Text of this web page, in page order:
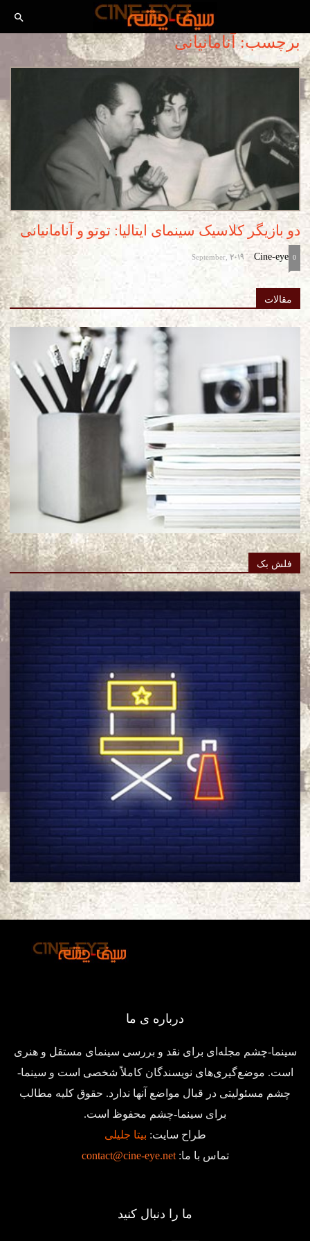
برچسب: آنامانیانی
دو بازیگر کلاسیک سینمای ایتالیا: توتو و آنامانیانی
Cine-eye
-
September, 2019 0
مقالات
فلش بک
درباره ی ما
سینما-چشم مجله‌ای برای نقد و بررسی سینمای مستقل و هنری
است. موضع‌گیری‌های نویسندگان کاملاً شخصی است و سینما-
چشم مسئولیتی در قبال مواضع آنها ندارد. حقوق کلیه مطالب
برای سینما-چشم محفوظ است.
طراح سایت: بیتا جلیلی
تماس با ما:contact@cine-eye.net
ما را دنبال کنید